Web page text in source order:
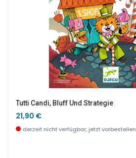
Tutti Candi, Bluff Und Strategie
21,90 €
derzeit nicht verfügbar, jetzt vorbestellen